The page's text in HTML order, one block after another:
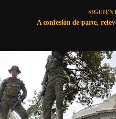
A confesión de parte,